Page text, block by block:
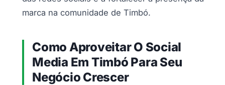
marca na comunidade de Timbó.
Como Aproveitar O Social
Media Em Timbó Para Seu
Negócio Crescer